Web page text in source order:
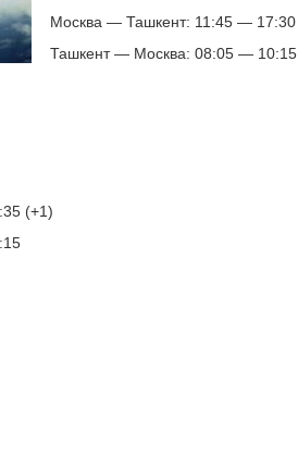
Москва — Ташкент: 11:45 — 17:30
Ташкент — Москва: 08:05 — 10:15
(+1)